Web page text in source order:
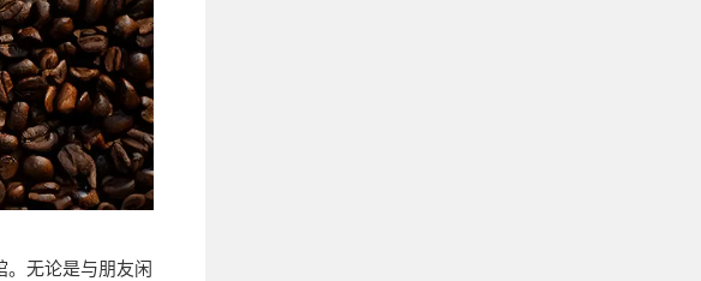
无论是与朋友闲